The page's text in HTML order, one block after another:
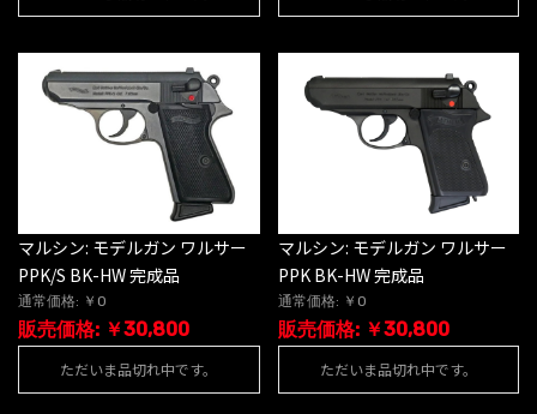
マルシン: モデルガン ワルサー
PPK/S BK-HW 完成品
通常価格: ￥0
販売価格: ￥30,800
ただいま品切れ中です。
マルシン: モデルガン ワルサー
PPK BK-HW 完成品
通常価格: ￥0
販売価格: ￥30,800
ただいま品切れ中です。